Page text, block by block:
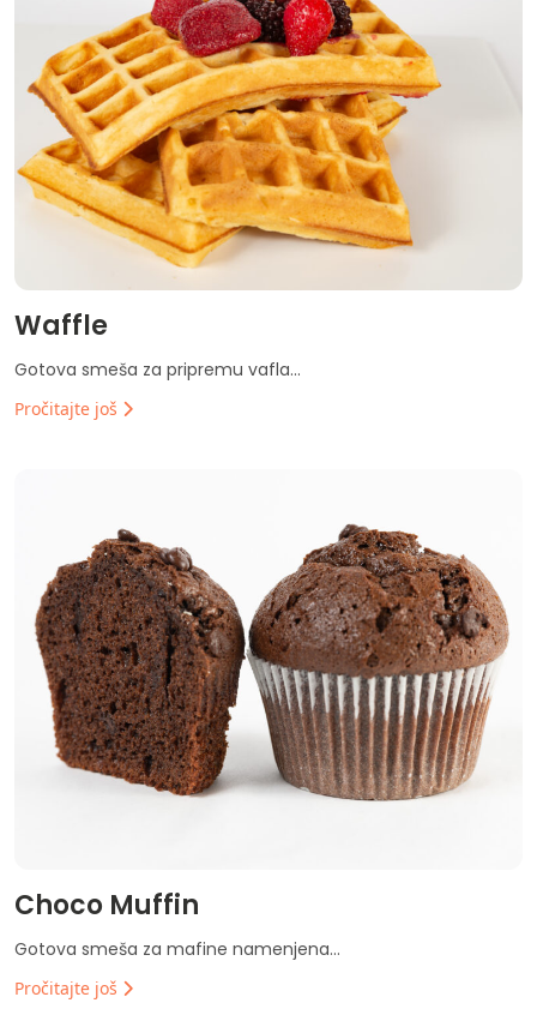
Waffle
Gotova smeša za pripremu vafla...
Pročitajte još
Choco Muffin
Gotova smeša za mafine namenjena...
Pročitajte još